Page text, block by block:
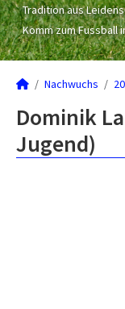
Tradition aus
Komm zum Fussball
Nachwuchs
Dominik
Jugend)